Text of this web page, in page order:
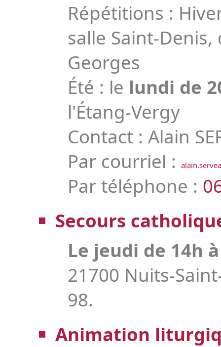
Répétitions :
salle Saint-
Georges
Été : le lundi de
l'Étang-Vergy
Contact : Alain
Par courriel :
Par téléphone :
Secours
Le jeudi de 14h
21700 Nuits-
98.
Animation